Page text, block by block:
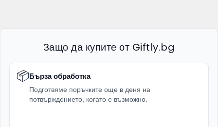
Защо да купите от Giftly.bg
📦Бърза обработка
Подготвяме поръчките още в деня на
потвърждението, когато е възможно.